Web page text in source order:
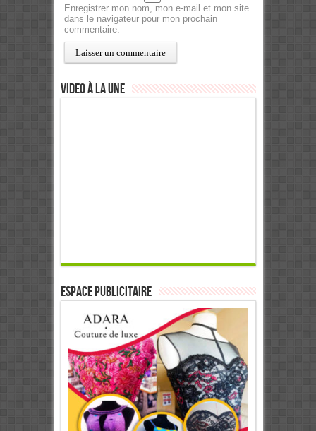
Enregistrer mon nom, mon e-mail et mon site
dans le navigateur pour mon prochain
commentaire.
Video à la Une
ESPACE PUBLICITAIRE